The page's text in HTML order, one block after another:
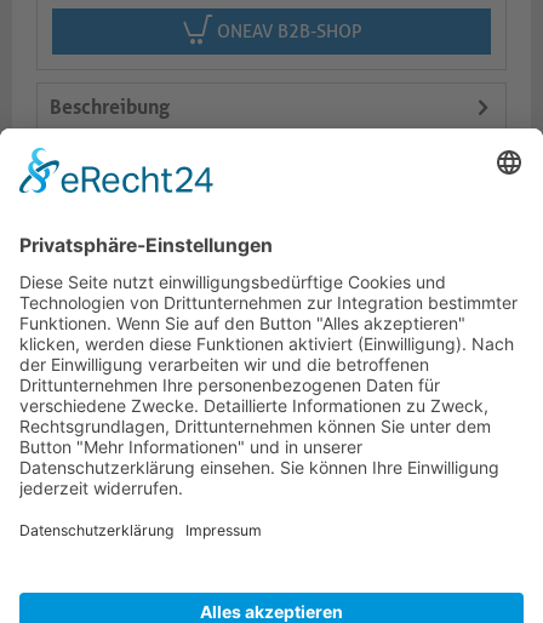
ONEAV B2B-SHOP
Beschreibung
Logistik
Dokumente
HOTLINE
PURELINK.DE
MARKEN